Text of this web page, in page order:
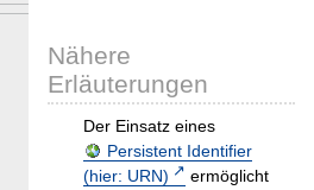
Nähere
Erläuterungen
Der Einsatz eines
Persistent Identifier
(hier: URN)
ermöglicht